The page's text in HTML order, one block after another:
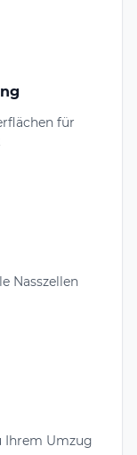
für
Nasszellen
Ihrem Umzug